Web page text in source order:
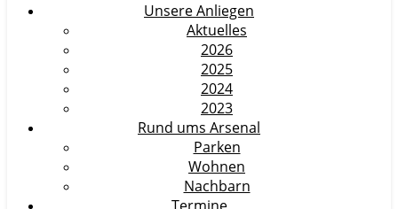
Unsere Anliegen
Aktuelles
2026
2025
2024
2023
Rund ums Arsenal
Parken
Wohnen
Nachbarn